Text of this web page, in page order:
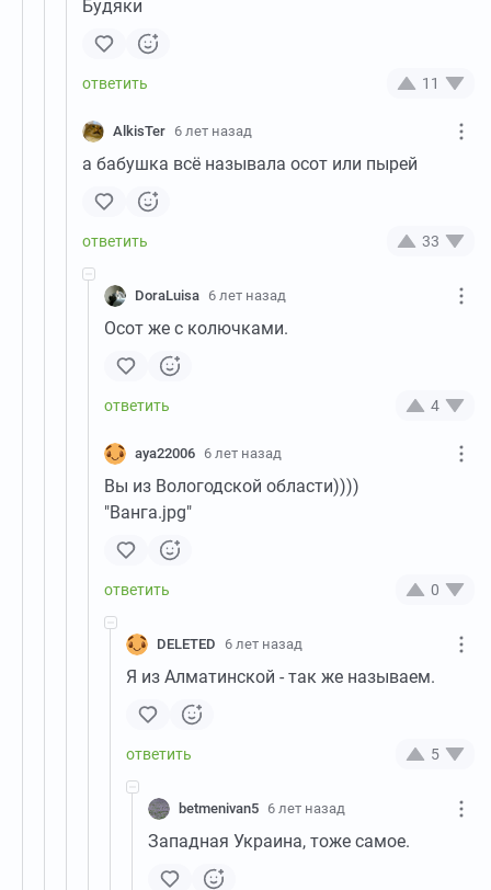
Будяки
11
AlkisTer 6 лет назад
а бабушка всё называла осот или пырей
33
DoraLuisa 6 лет назад
Осот же с колючками.
4
aya22006 6 лет назад
Вы из Вологодской области))))
"Ванга.jpg"
0
DELETED 6 лет назад
Я из Алматинской - так же называем.
5
betmenivan5 6 лет назад
Западная Украина, тоже самое.